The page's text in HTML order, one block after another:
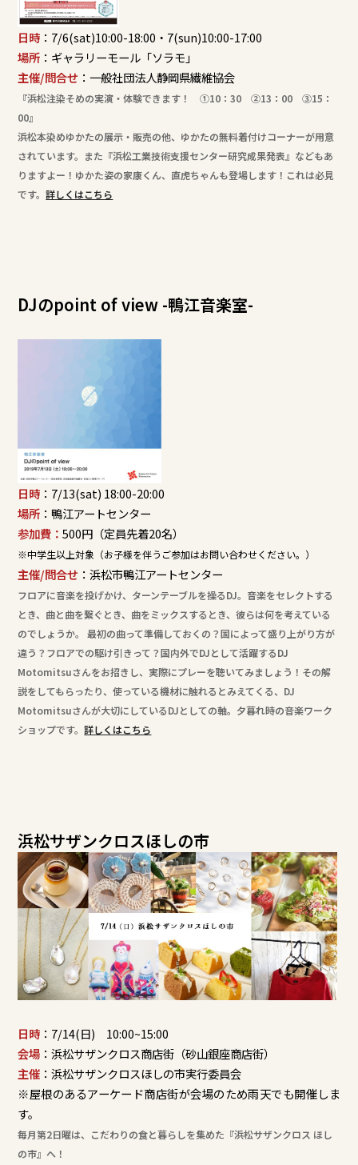
日時 ：7/6(sat)10:00-18:00・7(sun)10:00-17:00
場所 ：ギャラリーモール「ソラモ」
主催/問合せ ：一般社団法人静岡県繊維協会
『浜松注染そめの実演・体験できます！ ①10：30 ②13：00 ③15：
00』
浜松本染めゆかたの展示・販売の他、ゆかたの無料着付けコーナーが用意
されています。また『浜松工業技術支援センター研究成果発表』などもあ
りますよー！ゆかた姿の家康くん、直虎ちゃんも登場します！これは必見
です。詳しくはこちら
DJのpoint of view -鴨江音楽室-
日時 ：7/13(sat) 18:00-20:00
場所 ：鴨江アートセンター
参加費：500円（定員先着20名）
※中学生以上対象（お子様を伴うご参加はお問い合わせください。）
主催/問合せ ：浜松市鴨江アートセンター
フロアに音楽を投げかけ、ターンテーブルを操るDJ。音楽をセレクトする
とき、曲と曲を繋ぐとき、曲をミックスするとき、彼らは何を考えている
のでしょうか。 最初の曲って準備しておくの？国によって盛り上がり方が
違う？フロアでの駆け引きって？国内外でDJとして活躍するDJ
Motomitsuさんをお招きし、実際にプレーを聴いてみましょう！その解
説をしてもらったり、使っている機材に触れるとみえてくる、DJ
Motomitsuさんが大切にしているDJとしての軸。夕暮れ時の音楽ワーク
ショップです。詳しくはこちら
浜松サザンクロスほしの市
日時 ：7/14(日) 10:00~15:00
会場 ：浜松サザンクロス商店街（砂山銀座商店街）
主催 ：浜松サザンクロスほしの市実行委員会
※屋根のあるアーケード商店街が会場のため雨天でも開催しま
す。
毎月第2日曜は、こだわりの食と暮らしを集めた『浜松サザンクロス ほし
の市』へ！